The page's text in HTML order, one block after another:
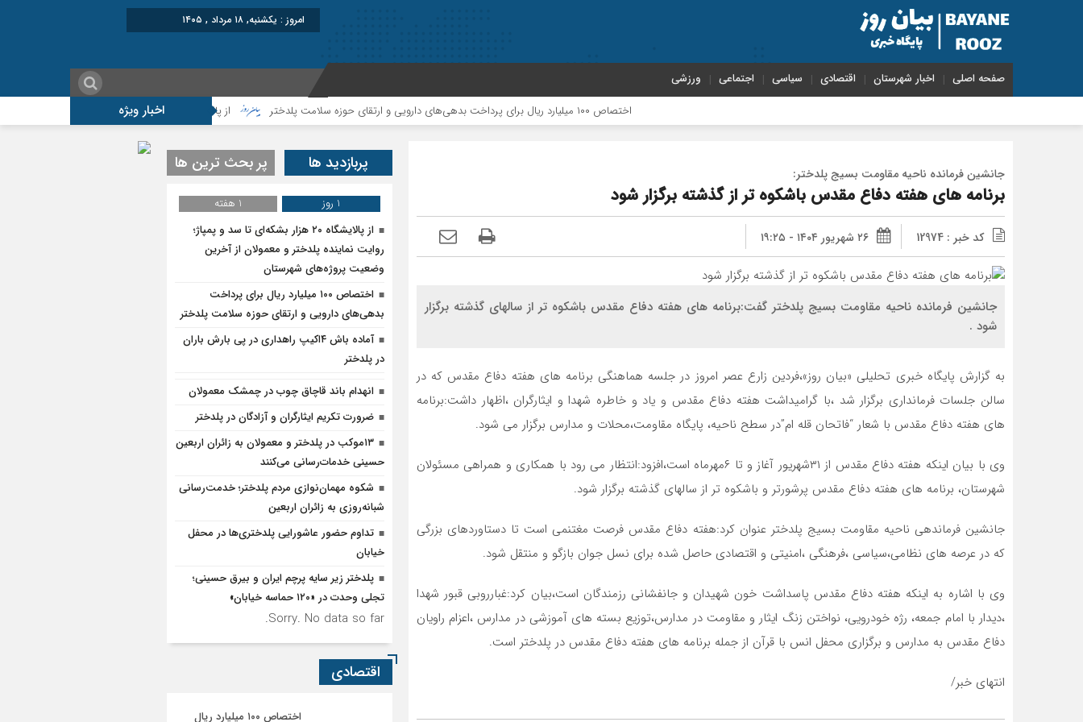
امروز : یکشنبه, ۱۸ مرداد , ۱۴۰۵
صفحه اصلی اخبار شهرستان اقتصادی سیاسی اجتماعی ورزشی
اخبار ویژه اختصاص ۱۰۰ میلیارد ریال برای پرداخت بدهی‌های دارویی و ارتقای حوزه سلامت پلدختر از پالایشگاه ۲۰ هزار بشکه‌ای تا سد و پمپاژ؛روایت نماینده پلدختر و معمولان از آخرین وضعیت پروژه‌های شهرستان
جانشین فرمانده ناحیه مقاومت بسیج پلدختر:
برنامه های هفته دفاع مقدس باشکوه تر از گذشته برگزار شود
کد خبر : 12974 ۲۶ شهریور ۱۴۰۴ - ۱۹:۲۵
جانشین فرمانده ناحیه مقاومت بسیج پلدختر گفت:برنامه های هفته دفاع مقدس باشکوه تر از سالهای گذشته برگزار
شود .
به گزارش پایگاه خبری تحلیلی «بیان روز»،فردین زارع عصر امروز در جلسه هماهنگی برنامه های هفته دفاع مقدس که در
سالن جلسات فرمانداری برگزار شد ،با گرامیداشت هفته دفاع مقدس و یاد و خاطره شهدا و ایثارگران ،اظهار داشت:برنامه
های هفته دفاع مقدس با شعار “فاتحان قله ام”در سطح ناحیه، پایگاه مقاومت،محلات و مدارس برگزار می شود.
وی با بیان اینکه هفته دفاع مقدس از ۳۱شهریور آغاز و تا ۶مهرماه است،افزود:انتظار می رود با همکاری و همراهی مسئولان
شهرستان، برنامه های هفته دفاع مقدس پرشورتر و باشکوه تر از سالهای گذشته برگزار شود.
جانشین فرماندهی ناحیه مقاومت بسیج پلدختر عنوان کرد:هفته دفاع مقدس فرصت مغتنمی است تا دستاوردهای بزرگی
که در عرصه های نظامی،سیاسی ،فرهنگی ،امنیتی و اقتصادی حاصل شده برای نسل جوان بازگو و منتقل شود.
وی با اشاره به اینکه هفته دفاع مقدس پاسداشت خون شهیدان و جانفشانی رزمندگان است،بیان کرد:غبارروبی قبور شهدا
،دیدار با امام جمعه، رژه خودرویی، نواختن زنگ ایثار و مقاومت در مدارس،توزیع بسته های آموزشی در مدارس ،اعزام راویان
دفاع مقدس به مدارس و برگزاری محفل انس با قرآن از جمله برنامه های هفته دفاع مقدس در پلدختر است.
انتهای خبر/
پربازدید ها پر بحث ترین ها
1 روز
1 هفته
از پالایشگاه ۲۰ هزار بشکه‌ای تا سد و پمپاژ؛
روایت نماینده پلدختر و معمولان از آخرین
وضعیت پروژه‌های شهرستان
اختصاص ۱۰۰ میلیارد ریال برای پرداخت
بدهی‌های دارویی و ارتقای حوزه سلامت پلدختر
آماده باش ۴‌اکیپ راهداری در پی بارش باران
در پلدختر
انهدام باند قاچاق چوب در چمشک معمولان
ضرورت تکریم ایثارگران و آزادگان در پلدختر
۱۳موکب در پلدختر و معمولان به زائران اربعین
حسینی خدمات‌رسانی می‌کنند
شکوه مهمان‌نوازی مردم پلدختر؛ خدمت‌رسانی
شبانه‌روزی به زائران اربعین
تداوم حضور عاشورایی پلدختری‌ها در محفل
خیابان
پلدختر زیر سایه پرچم ایران و بیرق حسینی؛
تجلی وحدت در «۱۲۰ حماسه خیابان»
Sorry. No data so far.
اقتصادی
اختصاص ۱۰۰ میلیارد ریال